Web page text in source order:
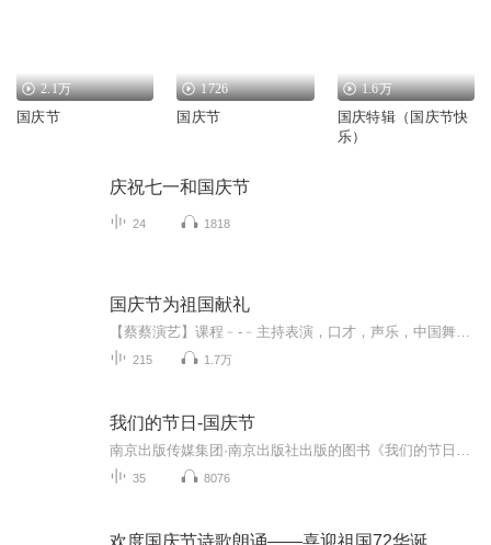
2.1万
国庆节
1726
国庆节
1.6万
国庆特辑（国庆节快
乐）
庆祝七一和国庆节
24 1818
国庆节为祖国献礼
215 1.7万
我们的节日-国庆节
35 8076
欢度国庆节诗歌朗诵——喜迎祖国72华诞